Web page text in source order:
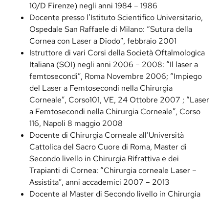
10/D Firenze) negli anni 1984 – 1986
Docente presso l’Istituto Scientifico Universitario,
Ospedale San Raffaele di Milano: “Sutura della
Cornea con Laser a Diodo”, febbraio 2001
Istruttore di vari Corsi della Società Oftalmologica
Italiana (SOI) negli anni 2006 – 2008: “Il laser a
femtosecondi”, Roma Novembre 2006; “Impiego
del Laser a Femtosecondi nella Chirurgia
Corneale”, Corso101, VE, 24 Ottobre 2007 ; “Laser
a Femtosecondi nella Chirurgia Corneale”, Corso
116, Napoli 8 maggio 2008
Docente di Chirurgia Corneale all’Università
Cattolica del Sacro Cuore di Roma, Master di
Secondo livello in Chirurgia Rifrattiva e dei
Trapianti di Cornea: “Chirurgia corneale Laser –
Assistita”, anni accademici 2007 – 2013
Docente al Master di Secondo livello in Chirurgia